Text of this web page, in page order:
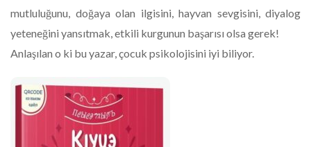
mutluluğunu, doğaya olan ilgisini, hayvan sevgisini, diyalog
yeteneğini yansıtmak, etkili kurgunun başarısı olsa gerek!
Anlaşılan o ki bu yazar, çocuk psikolojisini iyi biliyor.